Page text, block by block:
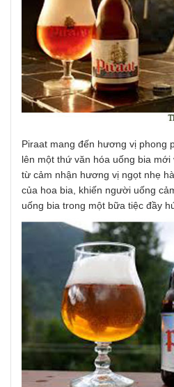
Piraat mang đến hương vị phong
lên một thứ văn hóa uống bia
từ cảm nhận hương vị ngọt nhẹ
của hoa bia, khiến người uống
uống bia trong một bữa tiệc đầy